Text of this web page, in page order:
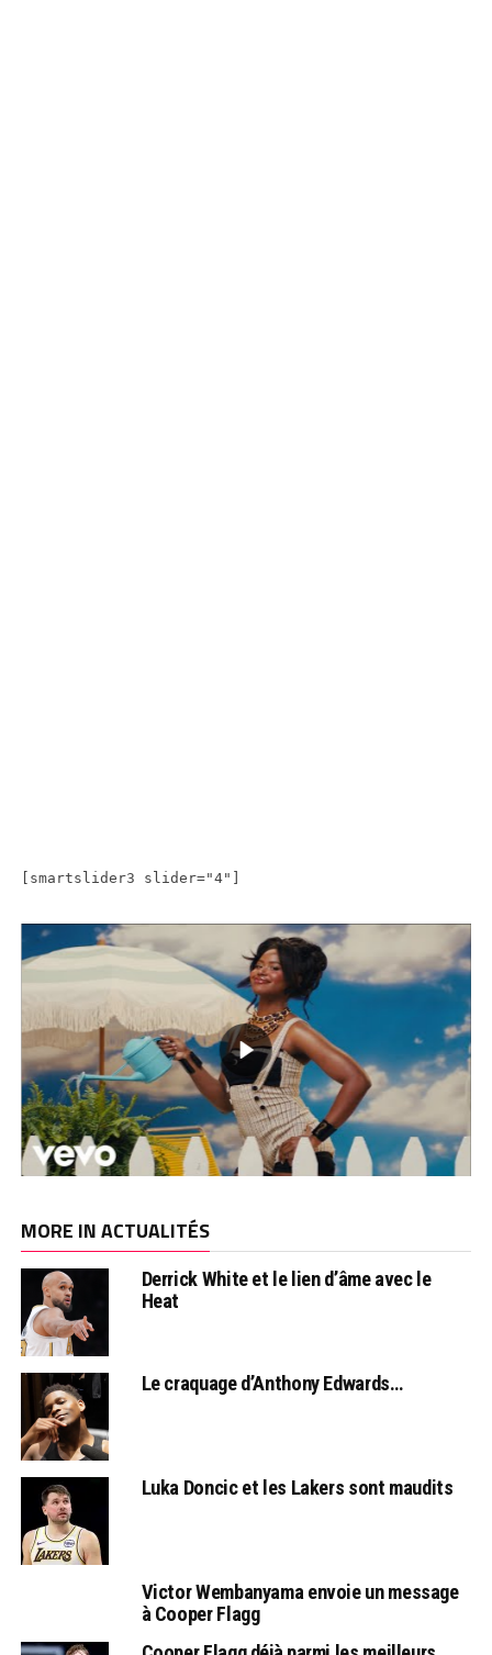
[smartslider3 slider="4"]
MORE IN ACTUALITÉS
Derrick White et le lien d’âme avec le
Heat
Le craquage d’Anthony Edwards…
Luka Doncic et les Lakers sont maudits
Victor Wembanyama envoie un message
à Cooper Flagg